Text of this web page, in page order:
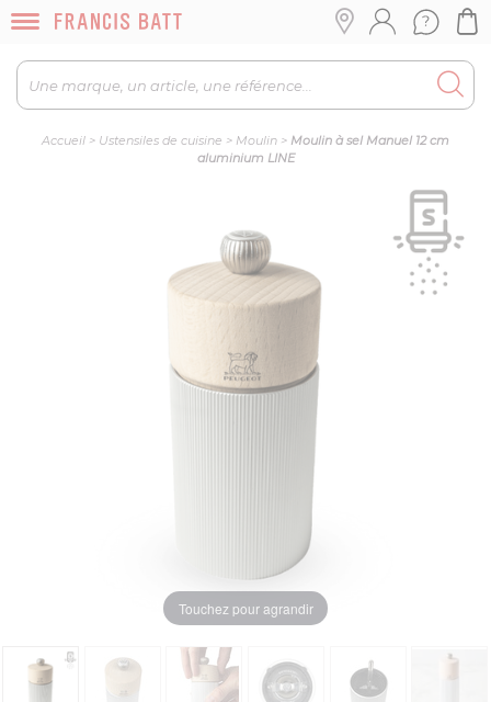
Accueil > Ustensiles de cuisine > Moulin > Moulin à sel Manuel 12 cm
aluminium LINE
Touchez pour agrandir